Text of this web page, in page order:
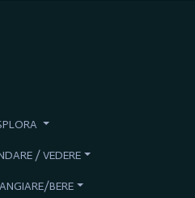
/ VEDERE
BERE